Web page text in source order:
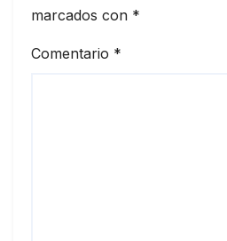
marcados con *
Comentario *